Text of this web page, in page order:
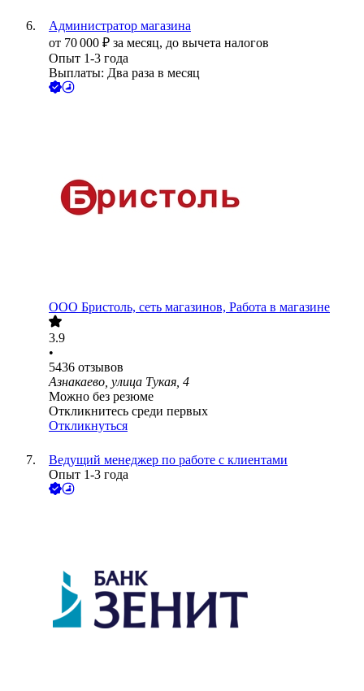
Администратор магазина
от 70 000 ₽ за месяц, до вычета налогов
Опыт 1-3 года
Выплаты: Два раза в месяц
ООО Бристоль, сеть магазинов, Работа в магазине
3.9
•
5436 отзывов
Азнакаево, улица Тукая, 4
Можно без резюме
Откликнитесь среди первых
Откликнуться
Ведущий менеджер по работе с клиентами
Опыт 1-3 года